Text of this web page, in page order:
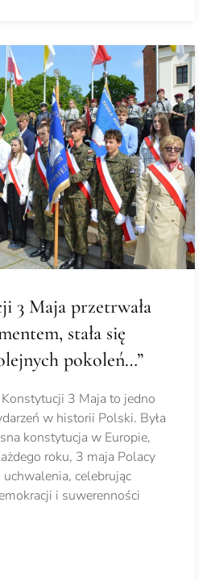
3 Maja przetrwała
stała się
pokoleń…”
3 Maja to jedno
w historii Polski. Była
konstytucja w Europie,
roku, 3 maja Polacy
celebrując
i suwerenności